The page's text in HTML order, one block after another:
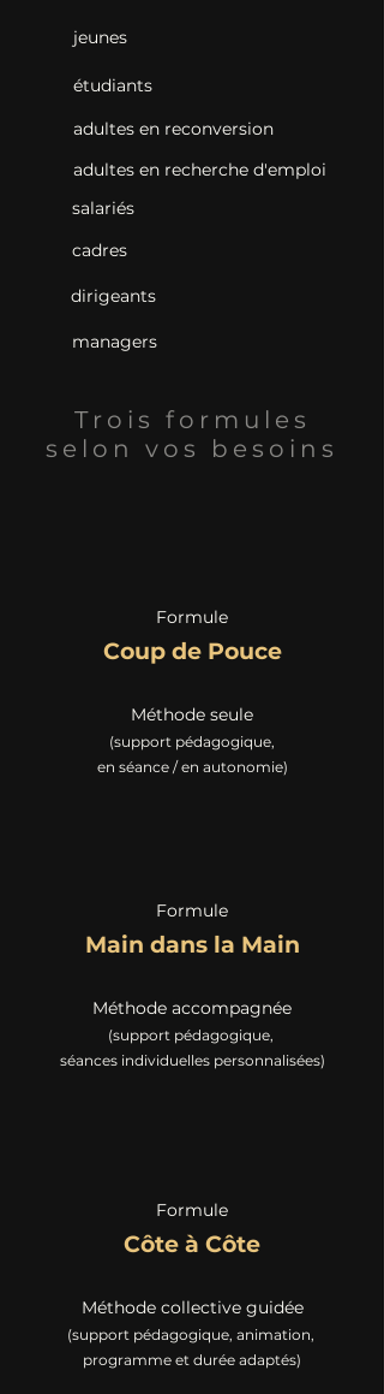
jeunes
étudiants
adultes en reconversion
adultes en recherche d'emploi
salariés
cadres
dirigeants
managers
Trois formules
selon vos besoins​
Formule
Coup de Pouce
Méthode seule
(support pédagogique,
en séance / en autonomie)
Formule
Main dans la Main
Méthode accompagnée
(support pédagogique,
séances individuelles personnalisées)
Formule
Côte à Côte
Méthode collective guidée
(support pédagogique, animation,
programme et durée adaptés)